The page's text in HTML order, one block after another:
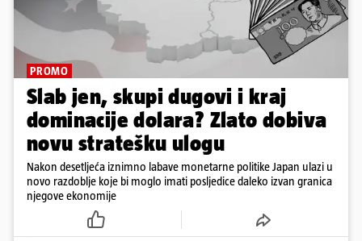
PROMO
Slab jen, skupi dugovi i kraj
dominacije dolara? Zlato dobiva
novu stratešku ulogu
Nakon desetljeća iznimno labave monetarne politike Japan ulazi u
novo razdoblje koje bi moglo imati posljedice daleko izvan granica
njegove ekonomije